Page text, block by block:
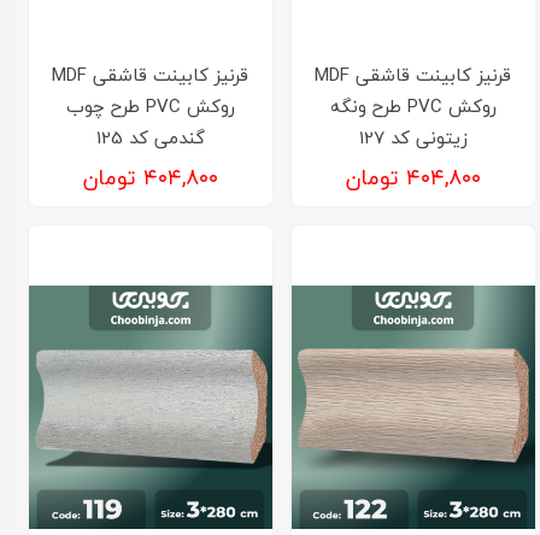
قرنیز کابینت قاشقی MDF
روکش PVC طرح ونگه
زیتونی کد 127
۴۰۴,۸۰۰ تومان
قرنیز کابینت قاشقی MDF
روکش PVC طرح چوب
گندمی کد 125
۴۰۴,۸۰۰ تومان